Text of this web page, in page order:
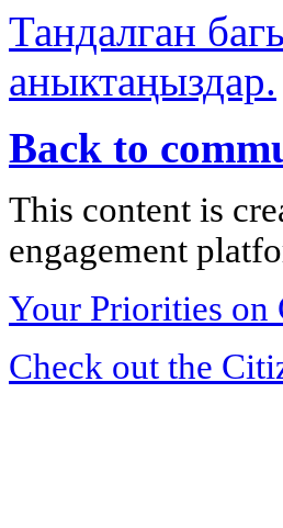
Тандалган
аныктаңыздар.
Back to
This content is
engagement
Your Priorities on
Check out the